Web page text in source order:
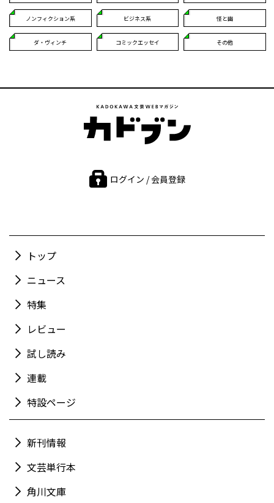
ノンフィクション系 ビジネス系 怪と幽
ダ・ヴィンチ コミックエッセイ その他
ログイン / 会員登録
トップ
ニュース
特集
レビュー
試し読み
連載
特設ページ
新刊情報
文芸単行本
角川文庫